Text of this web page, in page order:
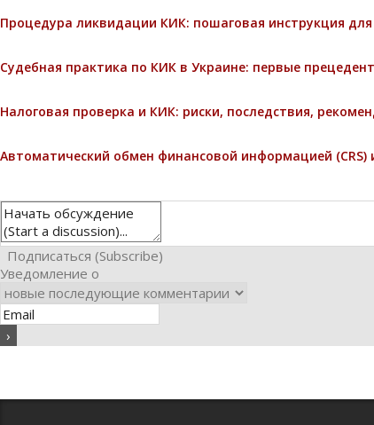
Процедура ликвидации КИК: пошаговая инструкция для
Судебная практика по КИК в Украине: первые
Налоговая проверка и КИК: риски, последствия,
Автоматический обмен финансовой информацией
Подписаться (Subscribe)
Уведомление о